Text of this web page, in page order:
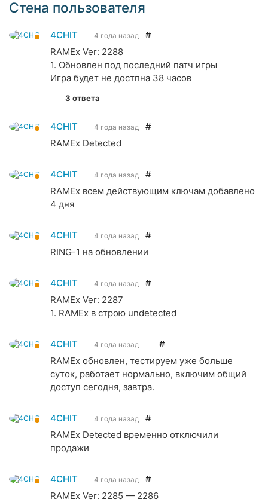
Стена пользователя
4CHIT 4 года назад
#
RAMEx Ver: 2288
1. Обновлен под последний патч игры
Игра будет не достпна 38 часов
3 ответа
4CHIT 4 года назад
#
RAMEx Detected
4CHIT 4 года назад
#
RAMEx всем действующим ключам добавлено
4 дня
4CHIT 4 года назад
#
RING-1 на обновлении
4CHIT 4 года назад
#
RAMEx Ver: 2287
1. RAMEx в строю undetected
4CHIT 4 года назад
#
RAMEx обновлен, тестируем уже больше
суток, работает нормально, включим общий
доступ сегодня, завтра.
4CHIT 4 года назад
#
RAMEx Detected временно отключили
продажи
4CHIT 4 года назад
#
RAMEx Ver: 2285 — 2286